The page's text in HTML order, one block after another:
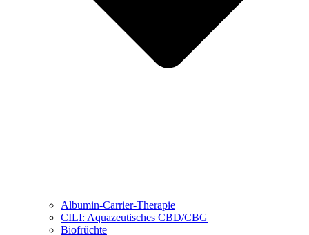
Albumin-Carrier-Therapie
CILI: Aquazeutisches CBD/CBG
Biofrüchte